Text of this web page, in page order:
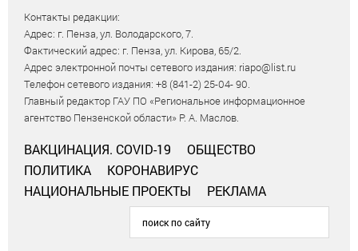
Контакты редакции:
Адрес: г. Пенза, ул. Володарского, 7.
Фактический адрес: г. Пенза, ул. Кирова, 65/2.
Адрес электронной почты сетевого издания: riapo@list.ru
Телефон сетевого издания: +8 (841-2) 25-04- 90.
Главный редактор ГАУ ПО «Региональное информационное
агентство Пензенской области» Р. А. Маслов.
ВАКЦИНАЦИЯ. COVID-19
ОБЩЕСТВО
ПОЛИТИКА
КОРОНАВИРУС
НАЦИОНАЛЬНЫЕ ПРОЕКТЫ
РЕКЛАМА